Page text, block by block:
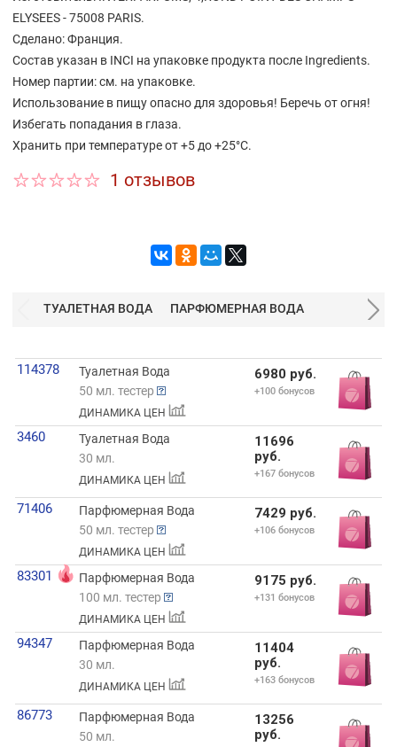
ELYSEES - 75008 PARIS.
Сделано: Франция.
Состав указан в INCI на упаковке продукта после Ingredients.
Hомер партии: см. на упаковке.
Использование в пищу опасно для здоровья! Беречь от огня!
Избегать попадания в глаза.
Хранить при температуре от +5 до +25°С.
1 отзывов
ТУАЛЕТНАЯ ВОДА ПАРФЮМЕРНАЯ ВОДА
114378
Туалетная Вода
50 мл. тестер
ДИНАМИКА ЦЕН
6980 руб.
+100 бонусов
3460
Туалетная Вода
30 мл.
ДИНАМИКА ЦЕН
11696
руб.
+167 бонусов
71406
Парфюмерная Вода
50 мл. тестер
ДИНАМИКА ЦЕН
7429 руб.
+106 бонусов
83301
Парфюмерная Вода
100 мл. тестер
ДИНАМИКА ЦЕН
9175 руб.
+131 бонусов
94347
Парфюмерная Вода
30 мл.
ДИНАМИКА ЦЕН
11404
руб.
+163 бонусов
86773
Парфюмерная Вода
50 мл.
13256
руб.